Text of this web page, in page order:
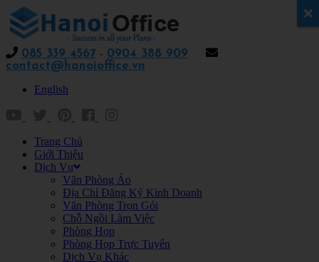
085 339 4567 - 0904 388 909
contact@hanoioffice.vn
English
Trang Chủ
Giới Thiệu
Dịch Vụ
Văn Phòng Ảo
Địa Chỉ Đăng Ký Kinh Doanh
Văn Phòng Trọn Gói
Chỗ Ngồi Làm Việc
Phòng Họp
Phòng Họp Trực Tuyến
Dịch Vụ Khác
x